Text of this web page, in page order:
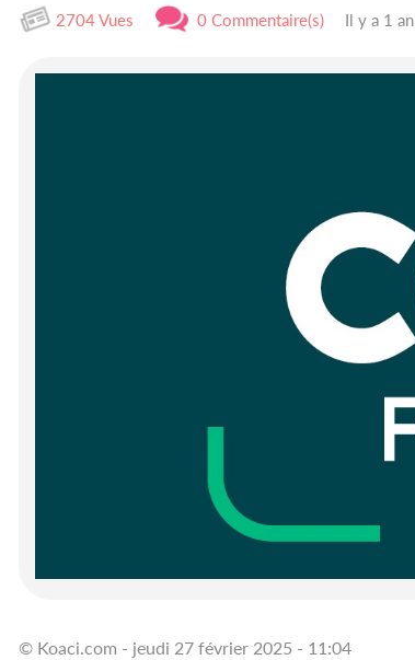
2704 Vues 0 Commentaire(s) Il y a 1 an
© Koaci.com - jeudi 27 février 2025 - 11:04